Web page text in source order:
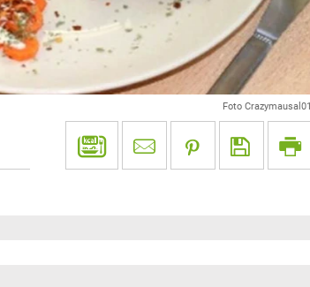
Foto Crazymausal01